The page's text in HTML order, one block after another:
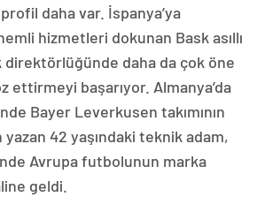
daha var. İspanya’ya
hizmetleri dokunan Bask asıllı
daha da çok öne
ettirmeyi başarıyor. Almanya’da
Bayer Leverkusen takımının
42 yaşındaki teknik adam,
Avrupa futbolunun marka
geldi.